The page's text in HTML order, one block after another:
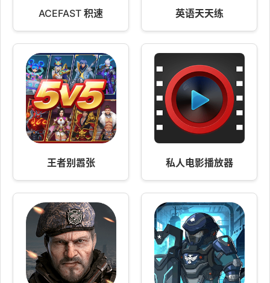
ACEFAST 积速 英语天天练
王者别嚣张 私人电影播放器